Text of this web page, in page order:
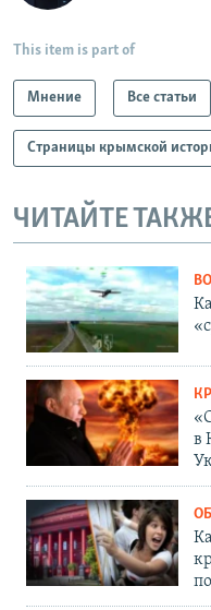
This item is part of
Мнение Все статьи
Страницы крымской
ЧИТАЙТЕ
в